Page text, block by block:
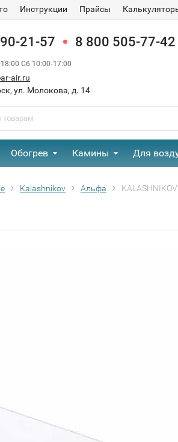
Инструкции Прайсы
21-57 8 800 505-77-42
Сб 10:00-17:00
air.ru
ул. Молокова, д. 14
Обогрев Камины Для
Kalashnikov Альфа